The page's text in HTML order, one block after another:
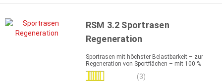
RSM 3.2 Sportrasen
Regeneration
Sportrasen mit höchster Belastbarkeit – zur
Regeneration von Sportflächen – mit 100 %
Lolium perenne
Bewertung: (3)